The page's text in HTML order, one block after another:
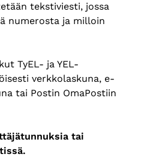
tekstiviesti, jossa
numerosta ja milloin
TyEL- ja YEL-
verkkolaskuna, e-
tai Postin OmaPostiin
tai